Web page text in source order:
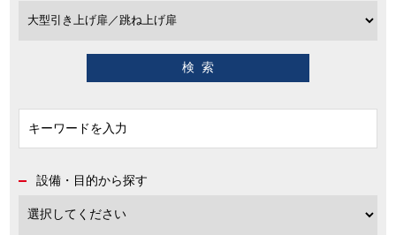
設備・目的から探す